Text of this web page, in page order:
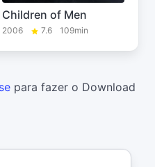
Children of Men
2006 7.6 109min
para fazer o Download